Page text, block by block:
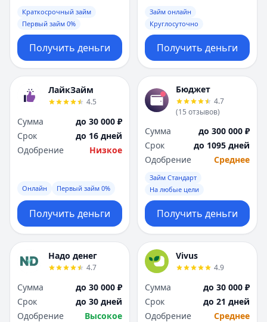
Краткосрочный займ
Первый займ 0%
Получить деньги
Займ онлайн
Круглосуточно
Получить деньги
ЛайкЗайм
4.5
Сумма
до 30 000 ₽
Срок
до 16 дней
Одобрение
Низкое
Онлайн Первый займ 0%
Получить деньги
Бюджет
4.7
(15 отзывов)
Сумма
до 300 000 ₽
Срок
до 1095 дней
Одобрение
Среднее
Займ Стандарт
На любые цели
Получить деньги
Надо денег
4.7
Сумма
до 30 000 ₽
Срок
до 30 дней
Одобрение
Высокое
Vivus
4.9
Сумма
до 30 000 ₽
Срок
до 21 дней
Одобрение
Среднее